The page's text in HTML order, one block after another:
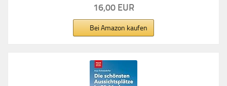
16,00 EUR
Bei Amazon kaufen